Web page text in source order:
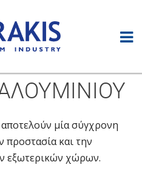
μία σύγχρονη
προστασία και την
εξωτερικών χώρων.